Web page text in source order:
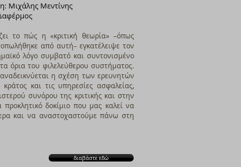
Μιχάλης Μεντίνης
το πώς η «κριτική θεωρία» –όπως
από αυτή– εγκατέλειψε τον
λόγο συμβατό και συντονισμένο
τα όρια του φιλελεύθερου συστήματος.
η σχέση των ερευνητών
και τις υπηρεσίες ασφαλείας,
συνόρου της κριτικής και στην
δοκίμιο που μας καλεί να
και να αναστοχαστούμε πάνω στη
διαβάστε εδώ